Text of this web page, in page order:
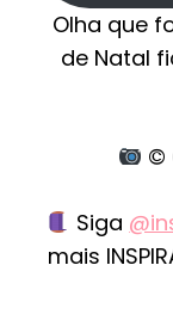
Olha que
de Natal
©
Siga
mais